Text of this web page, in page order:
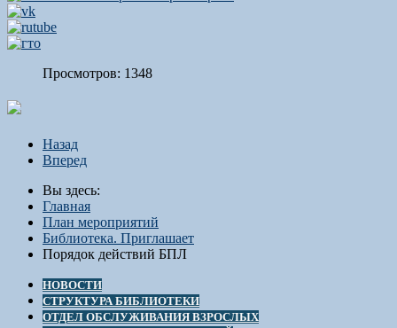
Просмотров: 1348
Назад
Вперед
Вы здесь:
Главная
План мероприятий
Библиотека. Приглашает
Порядок действий БПЛ
НОВОСТИ
СТРУКТУРА БИБЛИОТЕКИ
ОТДЕЛ ОБСЛУЖИВАНИЯ ВЗРОСЛЫХ